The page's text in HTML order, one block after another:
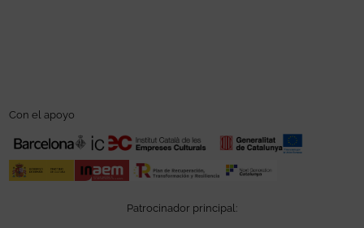
Con el apoyo
Patrocinador principal: